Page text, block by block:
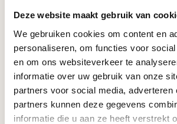
Deze website maakt gebruik van
We gebruiken cookies om content en
personaliseren, om functies voor
en om ons websiteverkeer te
informatie over uw gebruik van onze
partners voor social media, adverteren
partners kunnen deze gegevens
informatie die u aan ze heeft verstrekt